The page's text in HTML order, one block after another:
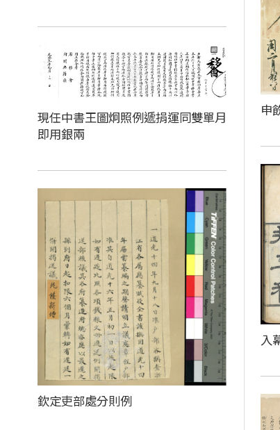
申
現任中書王圖炯照例遞捐運同雙單月
即用銀兩
入
欽定吏部處分則例